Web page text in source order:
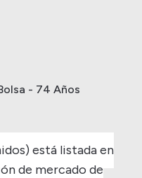
- 74 Años
está listada en
de mercado de